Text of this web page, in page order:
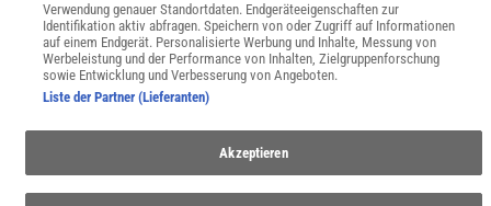
Verwendung genauer Standortdaten. Endgeräteeigenschaften zur
Identifikation aktiv abfragen. Speichern von oder Zugriff auf Informationen
auf einem Endgerät. Personalisierte Werbung und Inhalte, Messung von
Werbeleistung und der Performance von Inhalten, Zielgruppenforschung
sowie Entwicklung und Verbesserung von Angeboten.
Liste der Partner (Lieferanten)
Akzeptieren